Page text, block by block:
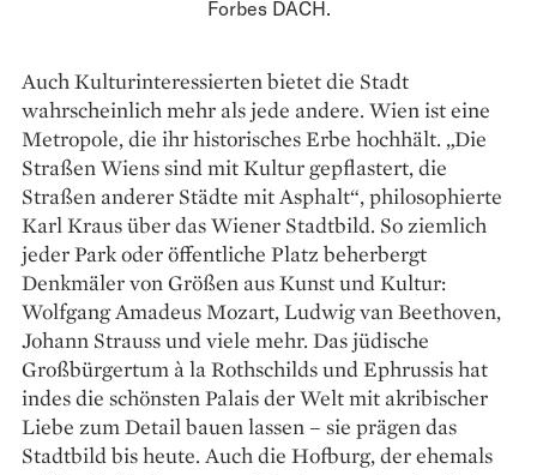
Forbes DACH.
Auch Kulturinteressierten bietet die Stadt
wahrscheinlich mehr als jede andere. Wien ist eine
Metropole, die ihr historisches Erbe hochhält. „Die
Straßen Wiens sind mit Kultur gepflastert, die
Straßen anderer Städte mit Asphalt“, philosophierte
Karl Kraus über das Wiener Stadtbild. So ziemlich
jeder Park oder öffentliche Platz beherbergt
Denkmäler von Größen aus Kunst und Kultur:
Wolfgang Amadeus Mozart, Ludwig van Beethoven,
Johann Strauss und viele mehr. Das jüdische
Großbürgertum à la Rothschilds und Ephrussis hat
indes die schönsten Palais der Welt mit akribischer
Liebe zum Detail bauen lassen – sie prägen das
Stadtbild bis heute. Auch die Hofburg, der ehemals